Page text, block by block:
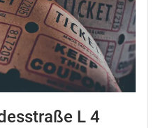
L 4